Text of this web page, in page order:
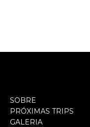
SOBRE
PRÓXIMAS TRIPS
GALERIA